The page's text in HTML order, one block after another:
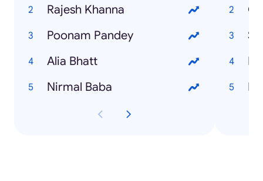
Rajesh Khanna
Poonam Pandey
Alia Bhatt
Nirmal Baba